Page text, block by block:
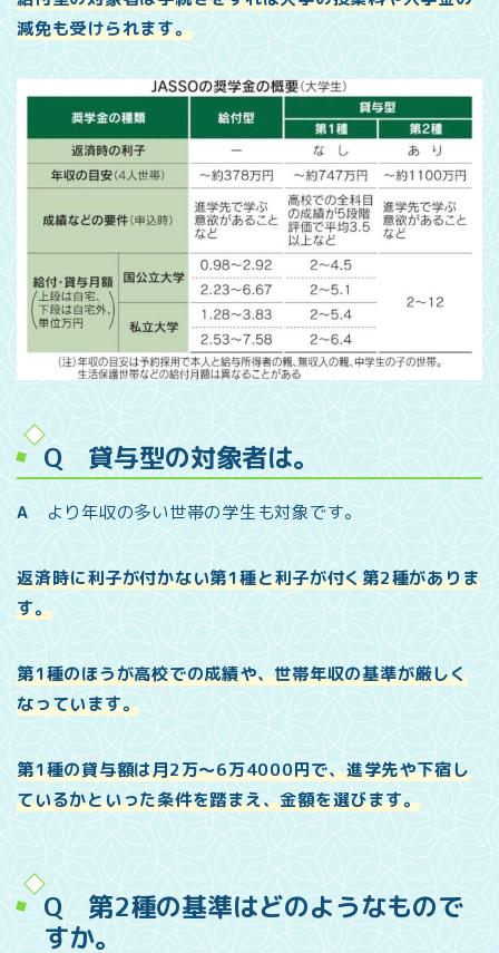
減免も受けられます。
Q 貸与型の対象者は。
A より年収の多い世帯の学生も対象です。
返済時に利子が付かない第1種と利子が付く第2種がありま
す。
第1種のほうが高校での成績や、世帯年収の基準が厳しく
なっています。
第1種の貸与額は月2万～6万4000円で、進学先や下宿し
ているかといった条件を踏まえ、金額を選びます。
Q 第2種の基準はどのようなもので
すか。